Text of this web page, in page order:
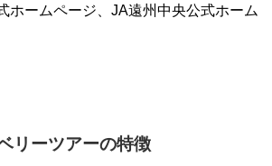
ホームページ、JA遠州中央公式ホーム
リーツアーの特徴